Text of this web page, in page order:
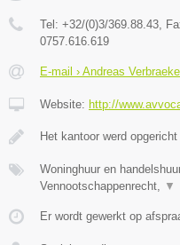
Tel: +32/(0)3/369.88.43,
0757.616.619
E-mail › Andreas
Website: http://
Het kantoor werd
Woninghuur en
Vennootschappenrecht, ▼
Er wordt gewerkt op